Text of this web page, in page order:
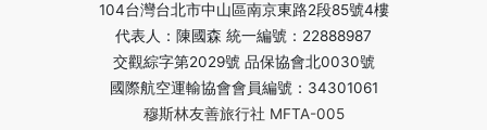
104台灣台北市中山區南京東路2段85號4樓
代表人：陳國森 統一編號：22888987
交觀綜字第2029號 品保協會北0030號
國際航空運輸協會會員編號：34301061
穆斯林友善旅行社 MFTA-005